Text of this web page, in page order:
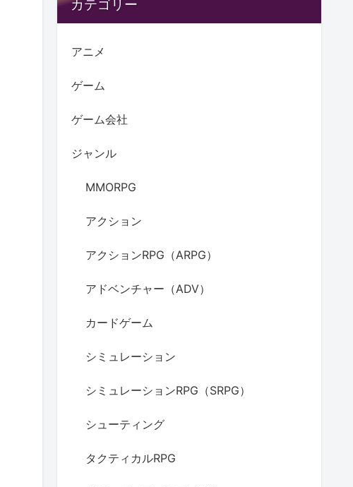
カテゴリー
アニメ
ゲーム
ゲーム会社
ジャンル
MMORPG
アクション
アクションRPG（ARPG）
アドベンチャー（ADV）
カードゲーム
シミュレーション
シミュレーションRPG（SRPG）
シューティング
タクティカルRPG